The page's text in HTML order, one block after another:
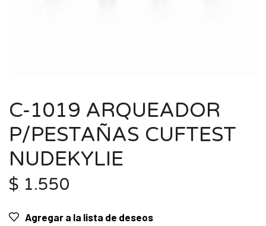
C-1019 ARQUEADOR
P/PESTAÑAS CUFTEST
NUDEKYLIE
$ 1.550
Agregar a la lista de deseos